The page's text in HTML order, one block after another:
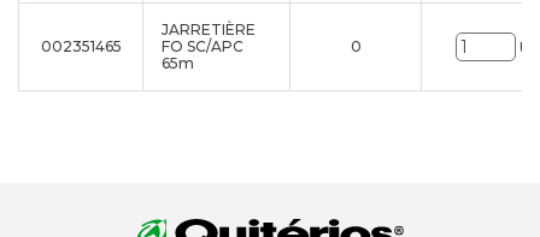
002351465
JARRETIÈRE
FO SC/APC
65m
0